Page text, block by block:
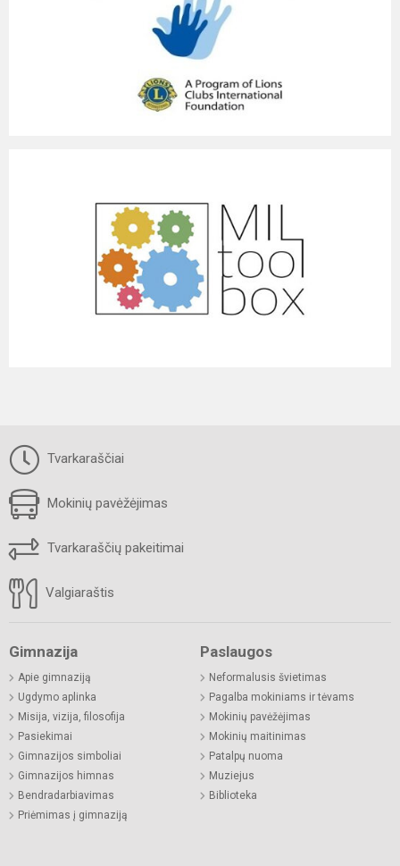
Tvarkaraščiai
Mokinių pavėžėjimas
Tvarkaraščių pakeitimai
Valgiaraštis
Gimnazija
Apie gimnaziją
Ugdymo aplinka
Misija, vizija, filosofija
Pasiekimai
Gimnazijos simboliai
Gimnazijos himnas
Bendradarbiavimas
Priėmimas į gimnaziją
Paslaugos
Neformalusis švietimas
Pagalba mokiniams ir tėvams
Mokinių pavėžėjimas
Mokinių maitinimas
Patalpų nuoma
Muziejus
Biblioteka